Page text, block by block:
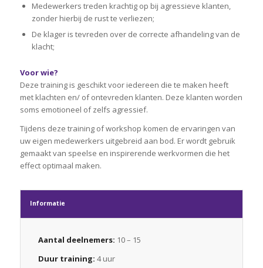
Medewerkers treden krachtig op bij agressieve klanten,
zonder hierbij de rust te verliezen;
De klager is tevreden over de correcte afhandeling van de
klacht;
Voor wie?
Deze training is geschikt voor iedereen die te maken heeft
met klachten en/ of ontevreden klanten. Deze klanten worden
soms emotioneel of zelfs agressief.
Tijdens deze training of workshop komen de ervaringen van
uw eigen medewerkers uitgebreid aan bod. Er wordt gebruik
gemaakt van speelse en inspirerende werkvormen die het
effect optimaal maken.
Informatie
Aantal deelnemers: 10 – 15
Duur training: 4 uur